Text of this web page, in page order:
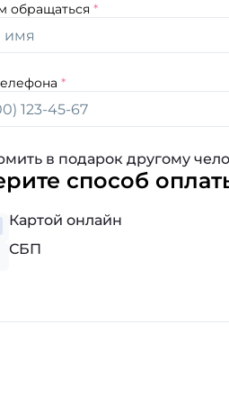
обращаться
в подарок другому
способ
Картой онлайн
СБП